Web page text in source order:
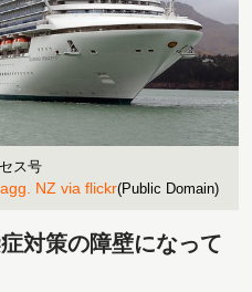
ス号
NZ via flickr(Public Domain)
対策の障壁になって